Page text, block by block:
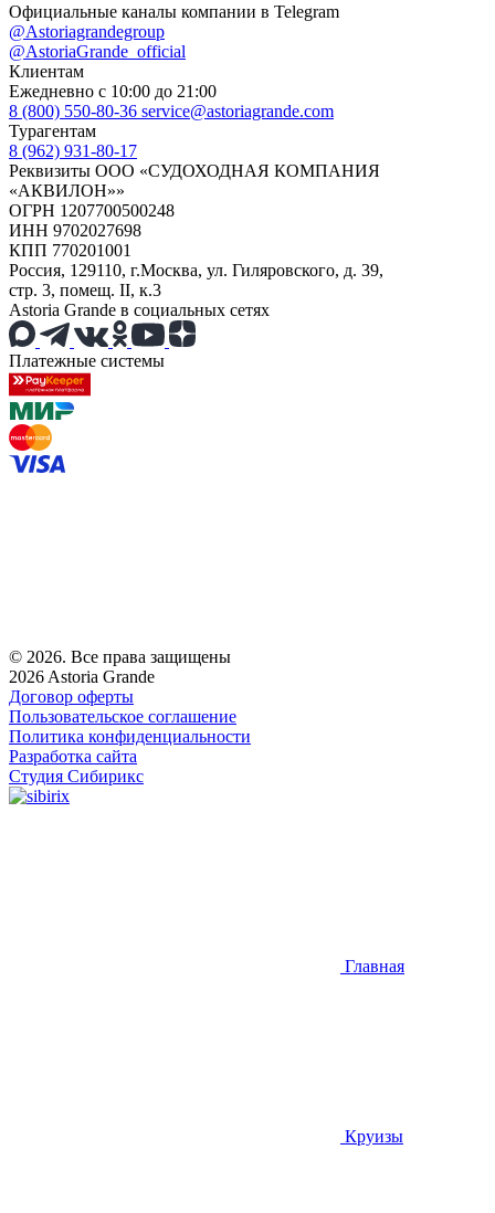
Официальные каналы компании в Telegram
@Astoriagrandegroup
@AstoriaGrande_official
Клиентам
Ежедневно с 10:00 до 21:00
8 (800) 550-80-36 service@astoriagrande.com
Турагентам
8 (962) 931-80-17
Реквизиты ООО «СУДОХОДНАЯ КОМПАНИЯ
«АКВИЛОН»»
ОГРН 1207700500248
ИНН 9702027698
КПП 770201001
Россия, 129110, г.Москва, ул. Гиляровского, д. 39,
стр. 3, помещ. II, к.3
Astoria Grande в социальных сетях
Платежные системы
© 2026. Все права защищены
2026 Astoria Grande
Договор оферты
Пользовательское соглашение
Политика конфиденциальности
Разработка сайта
Студия Сибирикс
Главная
Круизы